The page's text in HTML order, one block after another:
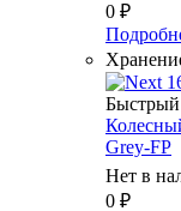
0 ₽
Grey-FP
Нет в
0 ₽